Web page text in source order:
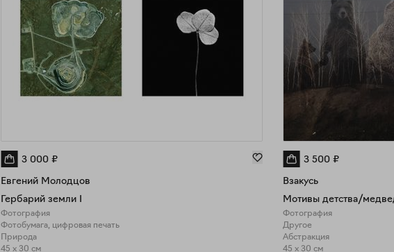
3 000 ₽
Евгений Молодцов
Гербарий земли I
Фотография
Фотобумага, цифровая печать
Природа
45 x 30 см
3 500 ₽
Взакусь
Мотивы детства/
Фотография
Другое
Абстракция
45 x 30 см